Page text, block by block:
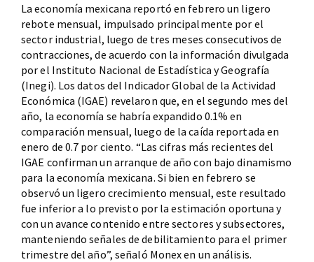
La economía mexicana reportó en febrero un ligero
rebote mensual, impulsado principalmente por el
sector industrial, luego de tres meses consecutivos de
contracciones, de acuerdo con la información divulgada
por el Instituto Nacional de Estadística y Geografía
(Inegi). Los datos del Indicador Global de la Actividad
Económica (IGAE) revelaron que, en el segundo mes del
año, la economía se habría expandido 0.1% en
comparación mensual, luego de la caída reportada en
enero de 0.7 por ciento. “Las cifras más recientes del
IGAE confirman un arranque de año con bajo dinamismo
para la economía mexicana. Si bien en febrero se
observó un ligero crecimiento mensual, este resultado
fue inferior a lo previsto por la estimación oportuna y
con un avance contenido entre sectores y subsectores,
manteniendo señales de debilitamiento para el primer
trimestre del año”, señaló Monex en un análisis.